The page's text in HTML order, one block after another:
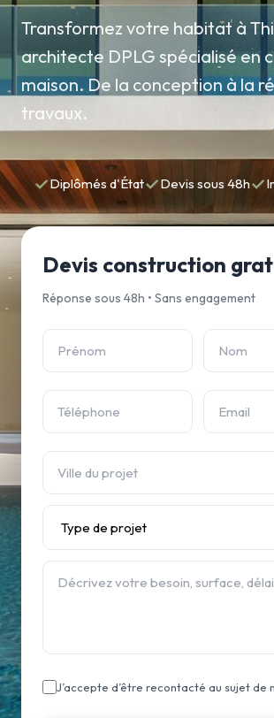
Transformez votre habitat à
architecte DPLG spécialisé en
maison. De la conception à la
travaux.
✓Diplômés d'État✓Devis sous 48h✓
Devis construction
Réponse sous 48h • Sans engagement
J’accepte d’être recontacté au sujet de